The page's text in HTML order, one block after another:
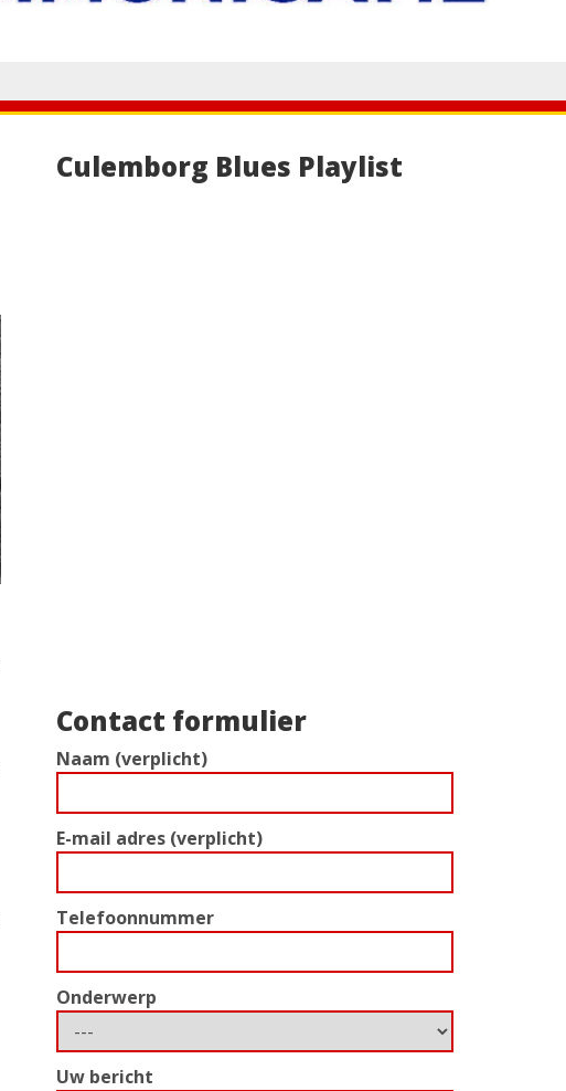
Culemborg Blues Playlist
Contact formulier
Naam (verplicht)
E-mail adres (verplicht)
Telefoonnummer
Onderwerp
Uw bericht